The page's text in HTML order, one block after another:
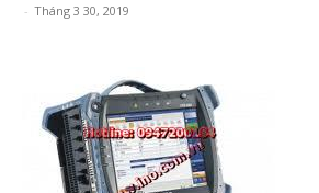
- Tháng 3 30, 2019